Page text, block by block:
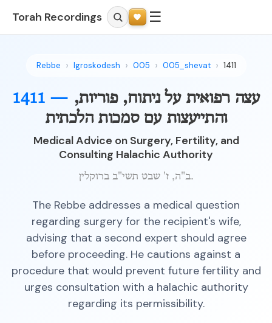
Torah Recordings ☰
Rebbe Igroskodesh 005 005_shevat 1411
1411 — עצה רפואית על ניתוח, פוריות,
והתייעצות עם סמכות הלכתית
Medical Advice on Surgery, Fertility, and
Consulting Halachic Authority
ב"ה, ז' שבט תשי"ב ברוקלין.
The Rebbe addresses a medical question
regarding surgery for the recipient's wife,
advising that a second expert should agree
before proceeding. He cautions against a
procedure that would prevent future fertility and
urges consultation with a halachic authority
regarding its permissibility.